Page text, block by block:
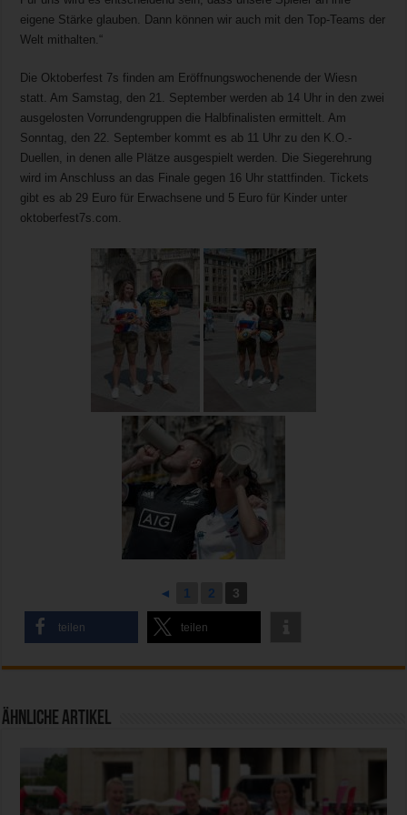
eigene Stärke glauben. Dann können wir auch mit den Top-Teams der
Welt mithalten.“
Die Oktoberfest 7s finden am Eröffnungswochenende der Wiesn
statt. Am Samstag, den 21. September werden ab 14 Uhr in den zwei
ausgelosten Vorrundengruppen die Halbfinalisten ermittelt. Am
Sonntag, den 22. September kommt es ab 11 Uhr zu den K.O.-
Duellen, in denen alle Plätze ausgespielt werden. Die Siegerehrung
wird im Anschluss an das Finale gegen 16 Uhr stattfinden. Tickets
gibt es ab 29 Euro für Erwachsene und 5 Euro für Kinder unter
oktoberfest7s.com.
◄ 1 2 3
teilen teilen
Ähnliche Artikel